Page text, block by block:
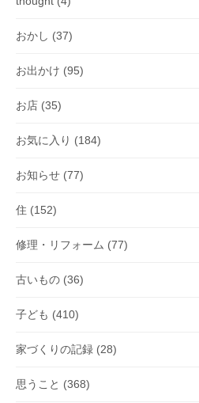
おかし (37)
お出かけ (95)
お店 (35)
お気に入り (184)
お知らせ (77)
住 (152)
修理・リフォーム (77)
古いもの (36)
子ども (410)
家づくりの記録 (28)
思うこと (368)